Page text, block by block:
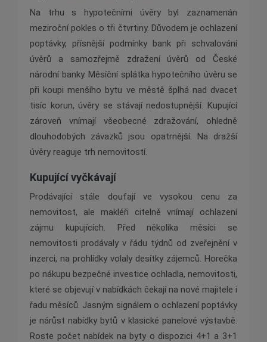
Na trhu s hypotečními úvěry byl zaznamenán
meziroční pokles o tři čtvrtiny. Důvodem je ochlazení
poptávky, přísnější podmínky bank při schvalování
úvěrů a samozřejmě zdražení úvěrů od České
národní banky. Měsíční splátka hypotečního úvěru se
při koupi menšího bytu ve městě šplhá nad dvacet
tisíc korun, úvěry se stávají nedostupnější. Kupující
zároveň vnímají všeobecné zdražování, ohledně
dlouhodobých závazků jsou opatrnější. Na dražší
úvěry reaguje trh nemovitostí.
Kupující vyčkávají
Prodávající stále doufají ve vysokou cenu za
nemovitost, ale makléři citelně vnímají ochlazení
zájmu kupujících. Před několika měsíci se
nemovitosti prodávaly v řádu týdnů od zveřejnění v
inzerci, na prohlídky volaly desítky zájemců. Horečka
po nákupu bezpečné investice ochladla, nemovitosti,
které se objevují v nabídkách čekají na nové majitele i
řadu měsíců. Jasným signálem o ochlazení poptávky
je nárůst nabídky bytů v klasické panelové výstavbě.
Roste počet nabídek na byty o dispozici 4+1 a 3+1